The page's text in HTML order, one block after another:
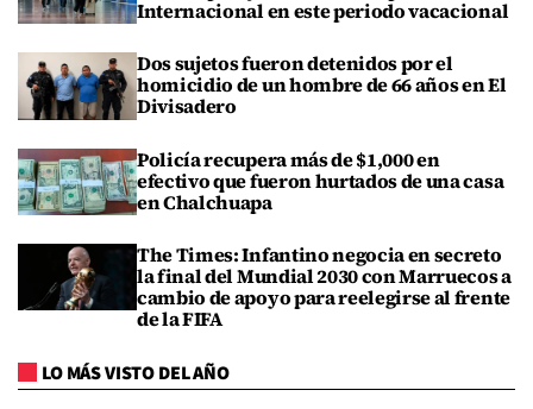
Internacional en este periodo vacacional
Dos sujetos fueron detenidos por el
homicidio de un hombre de 66 años en El
Divisadero
Policía recupera más de $1,000 en
efectivo que fueron hurtados de una casa
en Chalchuapa
The Times: Infantino negocia en secreto
la final del Mundial 2030 con Marruecos a
cambio de apoyo para reelegirse al frente
de la FIFA
LO MÁS VISTO DEL AÑO